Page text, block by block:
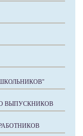
ВЫПУСКНИКОВ